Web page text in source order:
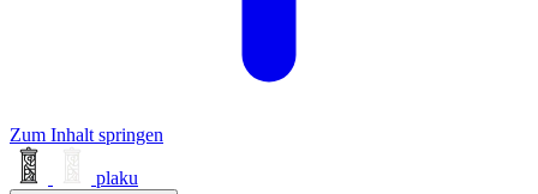
Zum Inhalt springen
plaku